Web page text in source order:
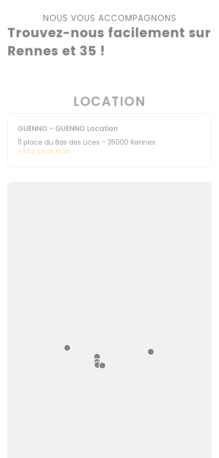
NOUS VOUS ACCOMPAGNONS
Trouvez-nous facilement sur
Rennes et 35 !
LOCATION
GUENNO - GUENNO Location
11 place du Bas des Lices - 35000 Rennes
+33 2 23 05 10 30